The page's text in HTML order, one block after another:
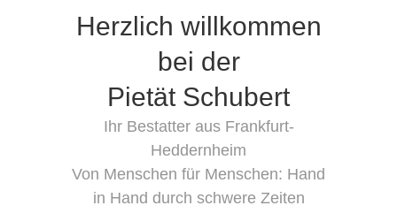
Herzlich willkommen
bei der
Pietät Schubert
Ihr Bestatter aus Frankfurt-
Heddernheim
Von Menschen für Menschen: Hand
in Hand durch schwere Zeiten